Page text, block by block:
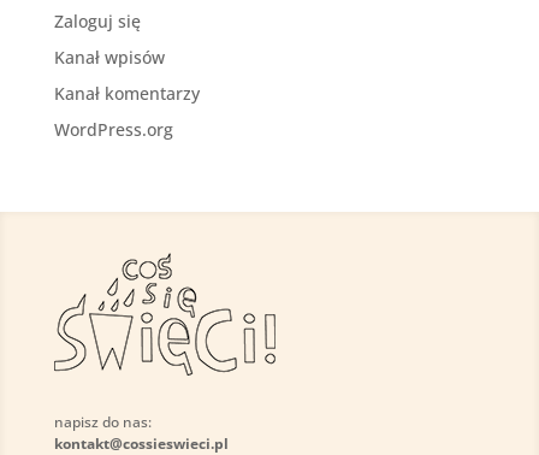
Zaloguj się
Kanał wpisów
Kanał komentarzy
WordPress.org
napisz do nas:
kontakt@cossieswieci.pl